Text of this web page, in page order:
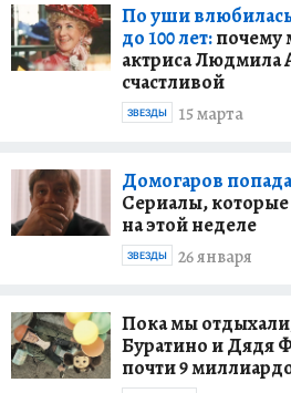
По уши
до 100 лет:почему
актриса Людмила
счастливой
15 марта
ЗВЕЗДЫ
Домогаров
Сериалы,
на этой неделе
26 января
ЗВЕЗДЫ
Пока мы
Буратино и Дядя
почти 9